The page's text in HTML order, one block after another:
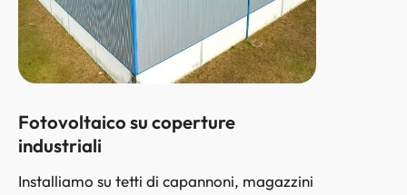
Fotovoltaico su coperture
industriali
Installiamo su tetti di capannoni, magazzini